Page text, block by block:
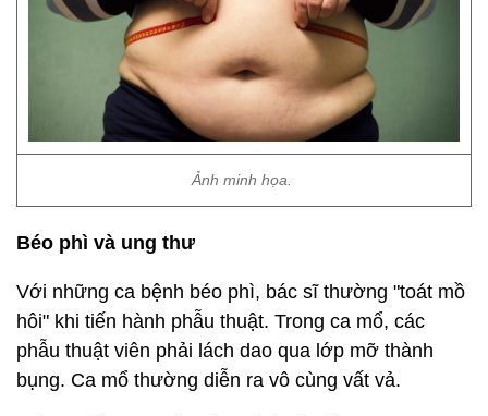
Ảnh minh họa.
Béo phì và ung thư
Với những ca bệnh béo phì, bác sĩ thường "toát mồ
hôi" khi tiến hành phẫu thuật. Trong ca mổ, các
phẫu thuật viên phải lách dao qua lớp mỡ thành
bụng. Ca mổ thường diễn ra vô cùng vất vả.